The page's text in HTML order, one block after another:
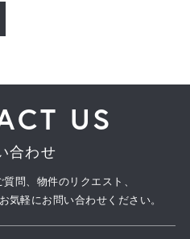
US
合わせ
問、物件のリクエスト、
気軽にお問い合わせください。